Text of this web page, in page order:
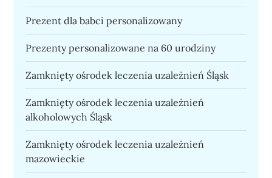
Prezent dla babci personalizowany
Prezenty personalizowane na 60 urodziny
Zamknięty ośrodek leczenia uzależnień Śląsk
Zamknięty ośrodek leczenia uzależnień
alkoholowych Śląsk
Zamknięty ośrodek leczenia uzależnień
mazowieckie